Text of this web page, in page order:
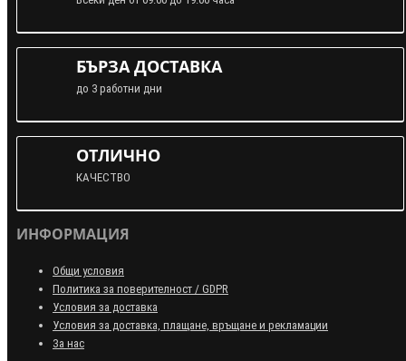
БЪРЗА ДОСТАВКА
до 3 работни дни
ОТЛИЧНО
КАЧЕСТВО
ИНФОРМАЦИЯ
Общи условия
Политика за поверителност / GDPR
Условия за доставка
Условия за доставка, плащане, връщане и рекламации
За нас